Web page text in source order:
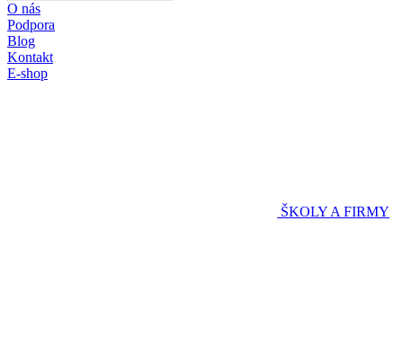
O nás
Podpora
Blog
Kontakt
E-shop
ŠKOLY A FIRMY